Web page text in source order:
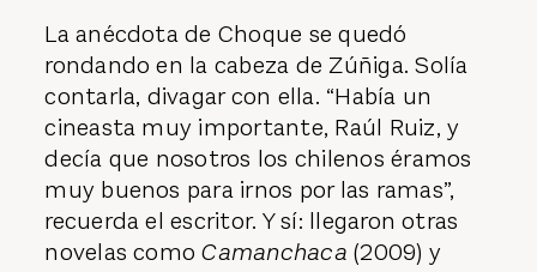
La anécdota de Choque se quedó
rondando en la cabeza de Zúñiga. Solía
contarla, divagar con ella. “Había un
cineasta muy importante, Raúl Ruiz, y
decía que nosotros los chilenos éramos
muy buenos para irnos por las ramas”,
recuerda el escritor. Y sí: llegaron otras
novelas comoCamanchaca (2009) y